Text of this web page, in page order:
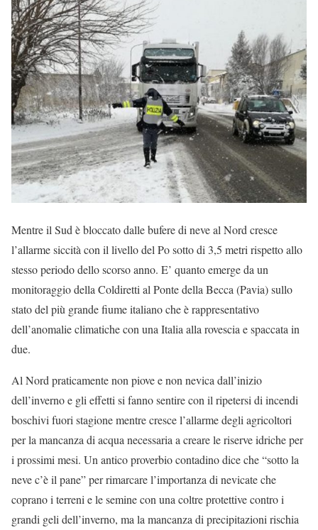
Mentre il Sud è bloccato dalle bufere di neve al Nord cresce
l’allarme siccità con il livello del Po sotto di 3,5 metri rispetto allo
stesso periodo dello scorso anno. E’ quanto emerge da un
monitoraggio della Coldiretti al Ponte della Becca (Pavia) sullo
stato del più grande fiume italiano che è rappresentativo
dell’anomalie climatiche con una Italia alla rovescia e spaccata in
due.
Al Nord praticamente non piove e non nevica dall’inizio
dell’inverno e gli effetti si fanno sentire con il ripetersi di incendi
boschivi fuori stagione mentre cresce l’allarme degli agricoltori
per la mancanza di acqua necessaria a creare le riserve idriche per
i prossimi mesi. Un antico proverbio contadino dice che “sotto la
neve c’è il pane” per rimarcare l’importanza di nevicate che
coprano i terreni e le semine con una coltre protettive contro i
grandi geli dell’inverno, ma la mancanza di precipitazioni rischia